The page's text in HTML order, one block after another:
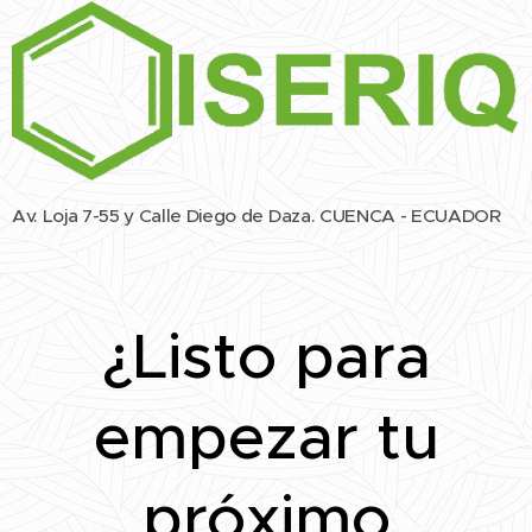
Av. Loja 7-55 y Calle Diego de Daza. CUENCA - ECUADOR
¿Listo para
empezar tu